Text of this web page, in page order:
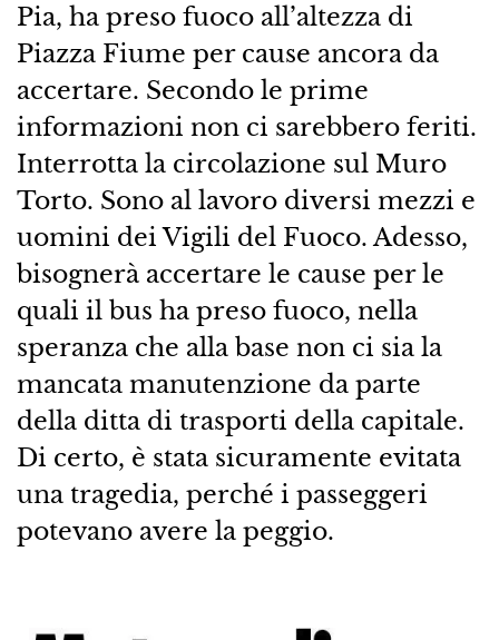
Pia, ha preso fuoco all’altezza di
Piazza Fiume per cause ancora da
accertare. Secondo le prime
informazioni non ci sarebbero feriti.
Interrotta la circolazione sul Muro
Torto. Sono al lavoro diversi mezzi e
uomini dei Vigili del Fuoco. Adesso,
bisognerà accertare le cause per le
quali il bus ha preso fuoco, nella
speranza che alla base non ci sia la
mancata manutenzione da parte
della ditta di trasporti della capitale.
Di certo, è stata sicuramente evitata
una tragedia, perché i passeggeri
potevano avere la peggio.